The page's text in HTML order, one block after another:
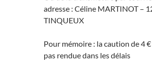
adresse : Céline MARTINOT –
TINQUEUX
Pour mémoire : la caution de 4
pas rendue dans les délais